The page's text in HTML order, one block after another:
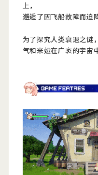
上，
邂逅了因飞船故障而迫
为了探究人类衰退之谜
气和米娅在广袤的宇宙